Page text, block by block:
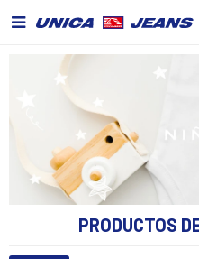

PRODUCTOS